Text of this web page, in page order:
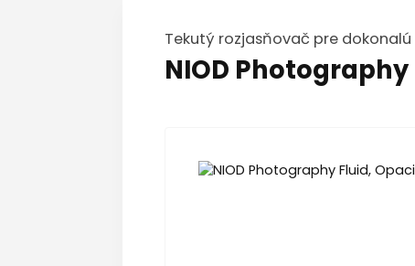
Tekutý rozjasňovač pre
NIOD Photography